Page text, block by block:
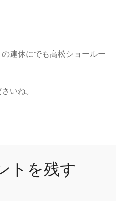
連休にでも高松ショールー
いね。
トを残す